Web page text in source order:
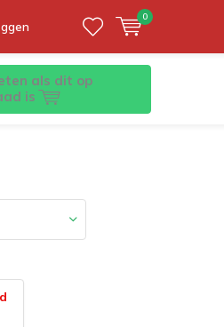
0
Klantenservice
als dit op
is